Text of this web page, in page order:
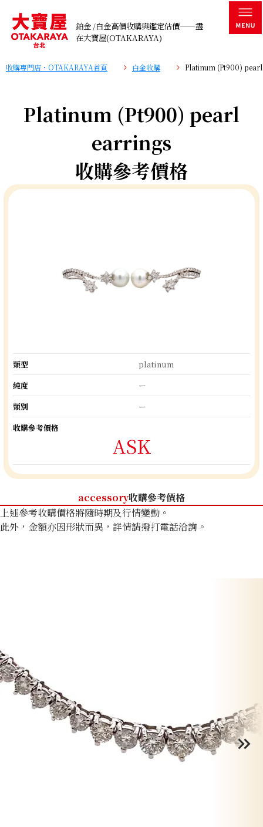
鉑金 /白金高價收購與鑑定估價——盡
在大寶屋(OTAKARAYA)
收購專門店・OTAKARAYA首頁 白金收購 Platinum (Pt900)
Platinum (Pt900) pearl
earrings
收購參考價格
類型
platinum
純度
ー
類別
ー
收購參考價格
ASK
accessory收購參考價格
上述參考收購價格將隨時期及行情變動。
此外，金額亦因形狀而異，詳情請撥打電話洽詢。